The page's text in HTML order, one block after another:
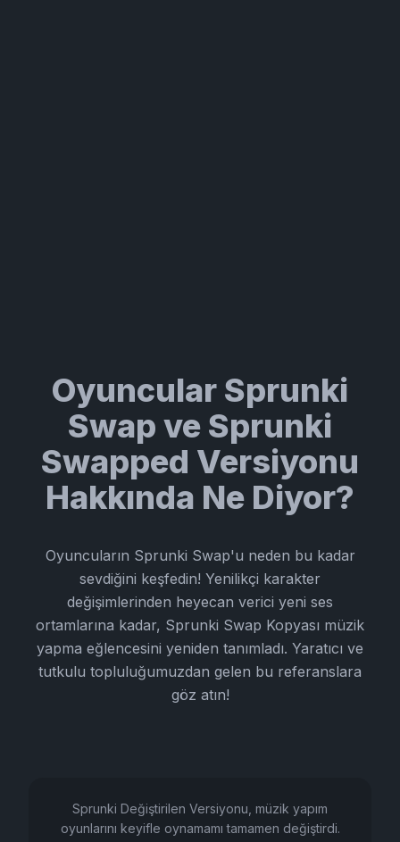
Oyuncular Sprunki
Swap ve Sprunki
Swapped Versiyonu
Hakkında Ne Diyor?
Oyuncuların Sprunki Swap'u neden bu kadar
sevdiğini keşfedin! Yenilikçi karakter
değişimlerinden heyecan verici yeni ses
ortamlarına kadar, Sprunki Swap Kopyası müzik
yapma eğlencesini yeniden tanımladı. Yaratıcı ve
tutkulu topluluğumuzdan gelen bu referanslara
göz atın!
Sprunki Değiştirilen Versiyonu, müzik yapım
oyunlarını keyifle oynamamı tamamen değiştirdi.